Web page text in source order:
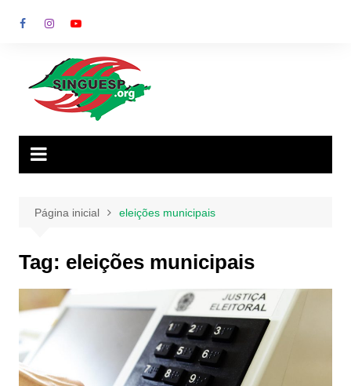
para
Página inicial eleições municipais
Tag: eleições municipais